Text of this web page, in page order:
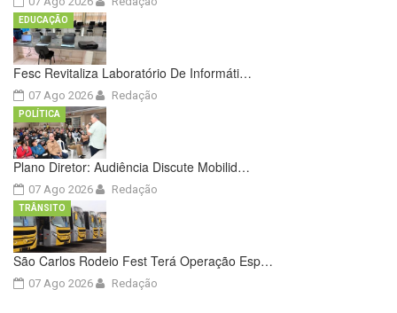
Fesc Revitaliza Laboratório De Informáti…
07 Ago 2026
EDUCAÇÃO
Redação
Plano Diretor: Audiência Discute Mobilid…
07 Ago 2026
POLÍTICA
Redação
São Carlos Rodeio Fest Terá Operação Esp…
07 Ago 2026
TRÂNSITO
Redação